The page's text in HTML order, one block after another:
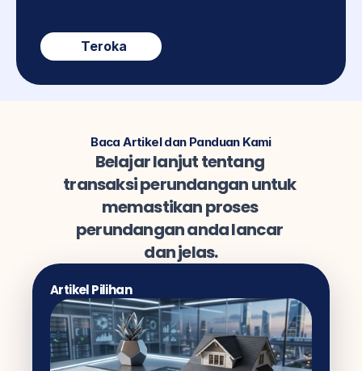
Teroka
Baca Artikel dan Panduan Kami
Belajar lanjut tentang
transaksi perundangan untuk
memastikan proses
perundangan anda lancar
dan jelas.
Artikel Pilihan